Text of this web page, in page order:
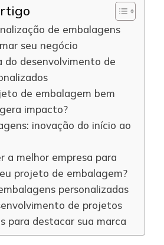
de embalagens
seu negócio
do desenvolvimento de
de embalagem bem
impacto?
inovação do início ao
a melhor empresa para
projeto de embalagem?
personalizadas
de projetos
para destacar sua marca